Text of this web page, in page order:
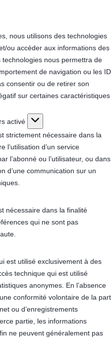
nous utilisons des technologies
ou accéder aux informations des
nous permettra de
de navigation ou les ID
consentir ou de retirer son
sur certaines caractéristiques
activé
strictement nécessaire dans la
l’utilisation d’un service
l’abonné ou l’utilisateur, ou dans
d’une communication sur un
nécessaire dans la finalité
qui ne sont pas
est utilisé exclusivement à des
technique qui est utilisé
anonymes. En l’absence
conformité volontaire de la part
ou d’enregistrements
partie, les informations
ne peuvent généralement pas